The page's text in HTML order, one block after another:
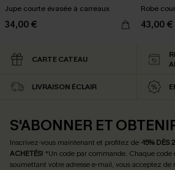
Jupe courte évasée à carreaux
34,00 €
Robe
43,00 €
CARTE CATEAU
LIVRAISON ÉCLAIR
S'ABONNER ET
Inscrivez-vous maintenant et profitez de -15% DÈS
ACHETÉS! *Un code par commande. Chaque code
soumettant votre adresse e-mail, vous acceptez de